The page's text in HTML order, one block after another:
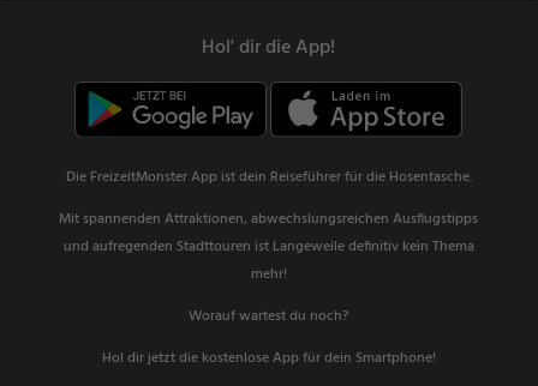
Hol' dir die App!
Die FreizeitMonster App ist dein Reiseführer für die Hosentasche.
Mit spannenden Attraktionen, abwechslungsreichen Ausflugstipps
und aufregenden Stadttouren ist Langeweile definitiv kein Thema
mehr!
Worauf wartest du noch?
Hol dir jetzt die kostenlose App für dein Smartphone!